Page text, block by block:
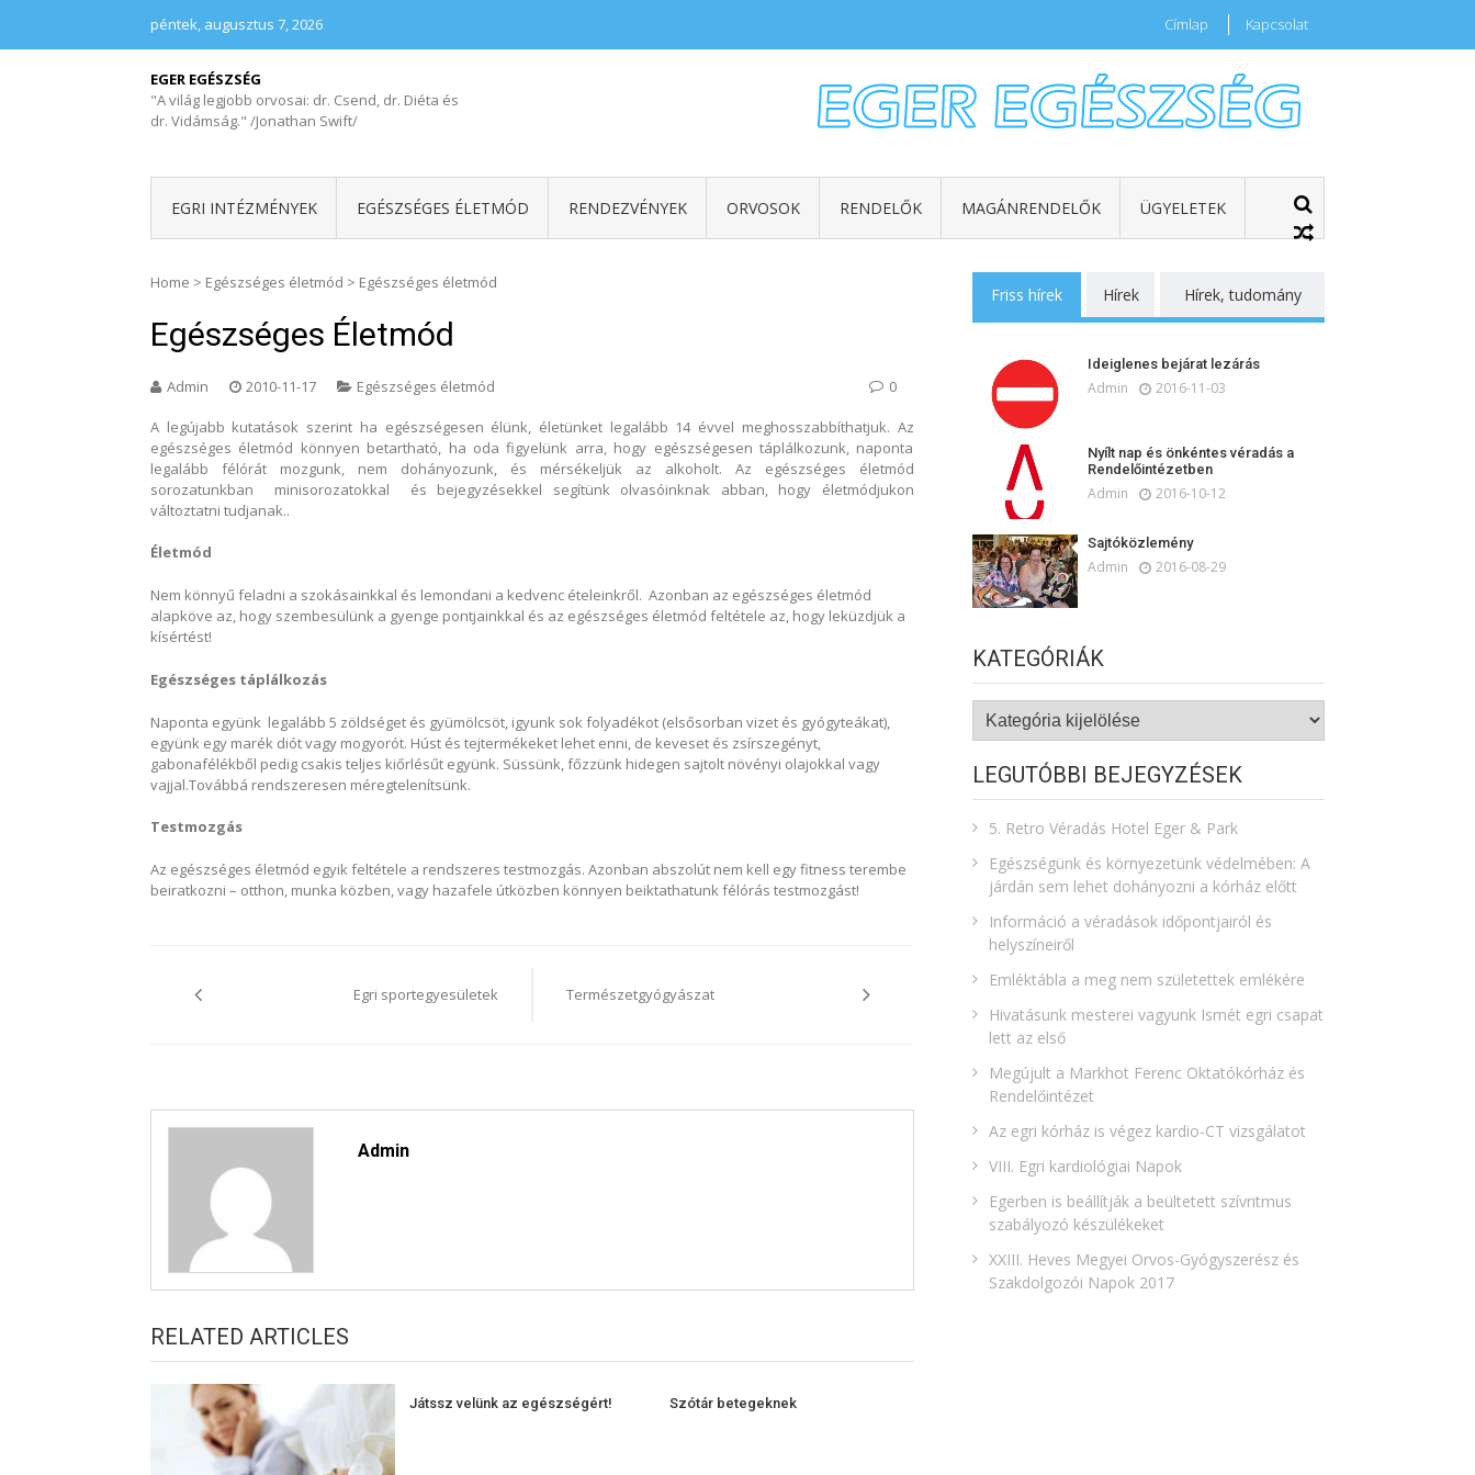
péntek, augusztus 7, 2026 Címlap Kapcsolat
EGER EGÉSZSÉG
"A világ legjobb orvosai: dr. Csend, dr. Diéta és
dr. Vidámság." /Jonathan Swift/
EGRI INTÉZMÉNYEK EGÉSZSÉGES ÉLETMÓD RENDEZVÉNYEK ORVOSOK RENDELŐK MAGÁNRENDELŐK ÜGYELETEK
Home > Egészséges életmód > Egészséges életmód
Egészséges Életmód
Admin 2010-11-17 Egészséges életmód 0
A legújabb kutatások szerint ha egészségesen élünk, életünket legalább 14 évvel meghosszabbíthatjuk. Az
egészséges életmód könnyen betartható, ha oda figyelünk arra, hogy egészségesen táplálkozunk, naponta
legalább félórát mozgunk, nem dohányozunk, és mérsékeljük az alkoholt. Az egészséges életmód
sorozatunkban minisorozatokkal és bejegyzésekkel segítünk olvasóinknak abban, hogy életmódjukon
változtatni tudjanak..
Életmód
Nem könnyű feladni a szokásainkkal és lemondani a kedvenc ételeinkről. Azonban az egészséges életmód
alapköve az, hogy szembesülünk a gyenge pontjainkkal és az egészséges életmód feltétele az, hogy leküzdjük a
kísértést!
Egészséges táplálkozás
Naponta együnk legalább 5 zöldséget és gyümölcsöt, igyunk sok folyadékot (elsősorban vizet és gyógyteákat),
együnk egy marék diót vagy mogyorót. Húst és tejtermékeket lehet enni, de keveset és zsírszegényt,
gabonafélékből pedig csakis teljes kiőrlésűt együnk. Süssünk, főzzünk hidegen sajtolt növényi olajokkal vagy
vajjal.Továbbá rendszeresen méregtelenítsünk.
Testmozgás
Az egészséges életmód egyik feltétele a rendszeres testmozgás. Azonban abszolút nem kell egy fitness terembe
beiratkozni – otthon, munka közben, vagy hazafele útközben könnyen beiktathatunk félórás testmozgást!
navigáció
Egri sportegyesületek Természetgyógyászat
Admin
RELATED ARTICLES
Játssz velünk az egészségért! Szótár betegeknek
Friss hírek Hírek Hírek, tudomány
Ideiglenes bejárat lezárás
Admin 2016-11-03
Nyílt nap és önkéntes véradás a
Rendelőintézetben
Admin 2016-10-12
Sajtóközlemény
Admin 2016-08-29
KATEGÓRIÁK
Kategóriák
LEGUTÓBBI BEJEGYZÉSEK
5. Retro Véradás Hotel Eger & Park
Egészségünk és környezetünk védelmében: A
járdán sem lehet dohányozni a kórház előtt
Információ a véradások időpontjairól és
helyszíneiről
Emléktábla a meg nem születettek emlékére​
Hivatásunk mesterei vagyunk Ismét egri csapat
lett az első
Megújult a Markhot Ferenc Oktatókórház és
Rendelőintézet
Az egri kórház is végez kardio-CT vizsgálatot
VIII. Egri kardiológiai Napok
Egerben is beállítják a beültetett szívritmus
szabályozó készülékeket
XXIII. Heves Megyei Orvos-Gyógyszerész és
Szakdolgozói Napok 2017